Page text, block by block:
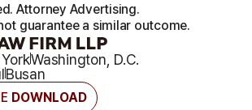
DOWNLOAD
Washington, D.C.
Busan
Attorney Advertising.
guarantee a similar outcome.